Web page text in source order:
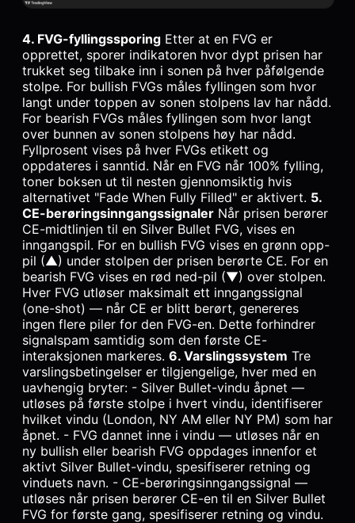
4. FVG-fyllingssporing Etter at en FVG er
opprettet, sporer indikatoren hvor dypt prisen har
trukket seg tilbake inn i sonen på hver påfølgende
stolpe. For bullish FVGs måles fyllingen som hvor
langt under toppen av sonen stolpens lav har nådd.
For bearish FVGs måles fyllingen som hvor langt
over bunnen av sonen stolpens høy har nådd.
Fyllprosent vises på hver FVGs etikett og
oppdateres i sanntid. Når en FVG når 100% fylling,
toner boksen ut til nesten gjennomsiktig hvis
alternativet "Fade When Fully Filled" er aktivert. 5.
CE-berøringsinngangssignaler Når prisen berører
CE-midtlinjen til en Silver Bullet FVG, vises en
inngangspil. For en bullish FVG vises en grønn opp-
pil (▲) under stolpen der prisen berørte CE. For en
bearish FVG vises en rød ned-pil (▼) over stolpen.
Hver FVG utløser maksimalt ett inngangssignal
(one-shot) — når CE er blitt berørt, genereres
ingen flere piler for den FVG-en. Dette forhindrer
signalspam samtidig som den første CE-
interaksjonen markeres. 6. Varslingssystem Tre
varslingsbetingelser er tilgjengelige, hver med en
uavhengig bryter: - Silver Bullet-vindu åpnet —
utløses på første stolpe i hvert vindu, identifiserer
hvilket vindu (London, NY AM eller NY PM) som har
åpnet. - FVG dannet inne i vindu — utløses når en
ny bullish eller bearish FVG oppdages innenfor et
aktivt Silver Bullet-vindu, spesifiserer retning og
vinduets navn. - CE-berøringsinngangssignal —
utløses når prisen berører CE-en til en Silver Bullet
FVG for første gang, spesifiserer retning og vindu.